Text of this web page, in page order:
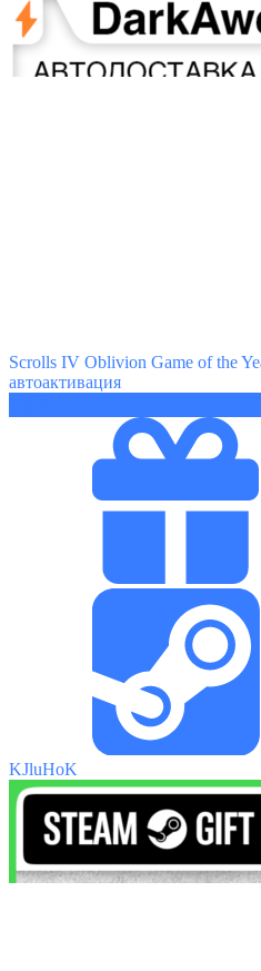
Scrolls IV Oblivion Game of the
автоактивация
KJluHoK